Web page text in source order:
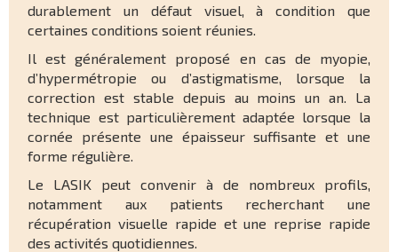
durablement un défaut visuel, à condition que
certaines conditions soient réunies.
Il est généralement proposé en cas de myopie,
d’hypermétropie ou d’astigmatisme, lorsque la
correction est stable depuis au moins un an. La
technique est particulièrement adaptée lorsque la
cornée présente une épaisseur suffisante et une
forme régulière.
Le LASIK peut convenir à de nombreux profils,
notamment aux patients recherchant une
récupération visuelle rapide et une reprise rapide
des activités quotidiennes.